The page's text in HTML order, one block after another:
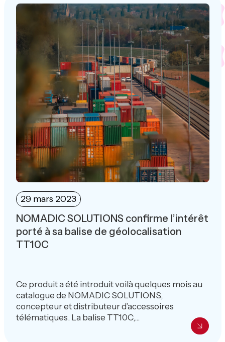
29 mars 2023
NOMADIC SOLUTIONS confirme l’intérêt
porté à sa balise de géolocalisation
TT10C
Ce produit a été introduit voilà quelques mois au
catalogue de NOMADIC SOLUTIONS,
concepteur et distributeur d’accessoires
télématiques. La balise TT10C,...